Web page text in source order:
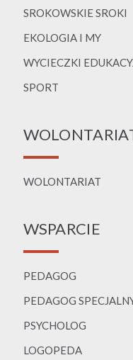
SROKOWSKIE SROKI
EKOLOGIA I MY
WYCIECZKI
SPORT
WOLONTARIAT
WSPARCIE
PEDAGOG
PEDAGOG
PSYCHOLOG
LOGOPEDA